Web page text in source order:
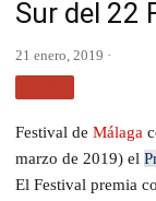
Sur del 22
21 enero, 2019 ·
Festival de Málaga
marzo de 2019) el
El Festival premia